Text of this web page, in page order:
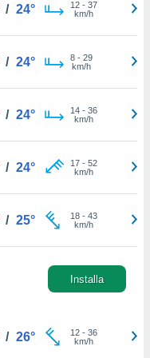
/ 24° 12- 37
km/h
/ 24° 8- 29
km/h
/ 24° 14- 36
km/h
/ 24° 17- 52
km/h
/ 25° 18- 43
km/h
Installa
/ 26° 12- 36
km/h